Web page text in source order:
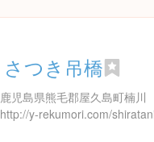
さつき吊橋
鹿児島県熊毛郡屋久島町楠川